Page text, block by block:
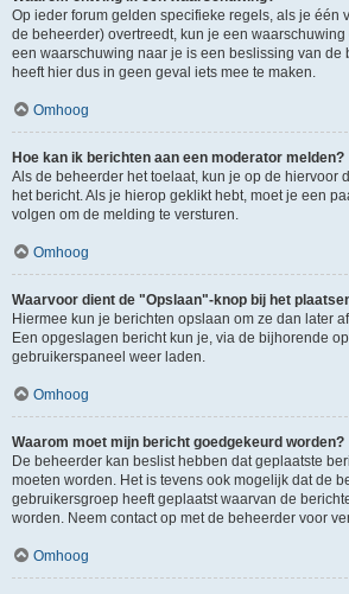
Op ieder forum gelden specifieke regels, als je één
de beheerder) overtreedt, kun je een
een waarschuwing naar je is een beslissing van de
heeft hier dus in geen geval iets mee te maken.
Omhoog
Hoe kan ik berichten aan een moderator melden?
Als de beheerder het toelaat, kun je op de hiervoor
het bericht. Als je hierop geklikt hebt, moet je een
volgen om de melding te versturen.
Omhoog
Waarvoor dient de "Opslaan"-knop bij het
Hiermee kun je berichten opslaan om ze dan later
Een opgeslagen bericht kun je, via de bijhorende
gebruikerspaneel weer laden.
Omhoog
Waarom moet mijn bericht goedgekeurd worden?
De beheerder kan beslist hebben dat geplaatste
moeten worden. Het is tevens ook mogelijk dat de
gebruikersgroep heeft geplaatst waarvan de
worden. Neem contact op met de beheerder voor
Omhoog